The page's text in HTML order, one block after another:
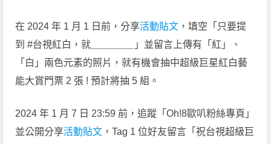
在 2024 年 1 月 1 日前，分享活動貼文 ，填空「只要提
到 #台視紅白，就
」並留言上傳有「紅」、
「白」兩色元素的照片，就有機會抽中超級巨星紅白藝
能大賞門票 2 張 ! 預計將抽 5 組。
2024 年 1 月 7 日 23:59 前，追蹤「Oh!8歐叭粉絲專頁」
並公開分享活動貼文 ，Tag 1 位好友留言「祝台視超級巨